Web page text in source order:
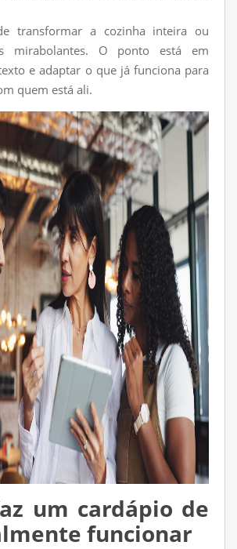
transformar a cozinha inteira ou
mirabolantes. O ponto está em
e adaptar o que já funciona para
quem está ali.
um cardápio de
funcionar